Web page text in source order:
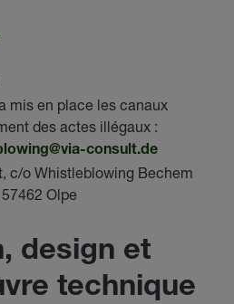
mis en place les canaux
des actes illégaux :
consult.de
c/o Whistleblowing Bechem
Olpe
design et
technique